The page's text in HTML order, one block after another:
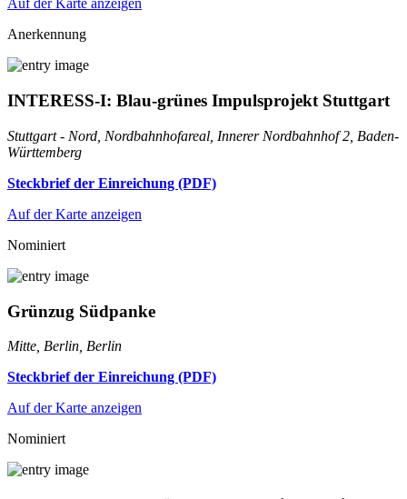
Auf der Karte anzeigen
Anerkennung
INTERESS-I: Blau-grünes Impulsprojekt Stuttgart
Stuttgart - Nord, Nordbahnhofareal, Innerer Nordbahnhof 2, Baden-
Württemberg
Steckbrief der Einreichung (PDF)
Auf der Karte anzeigen
Nominiert
Grünzug Südpanke
Mitte, Berlin, Berlin
Steckbrief der Einreichung (PDF)
Auf der Karte anzeigen
Nominiert